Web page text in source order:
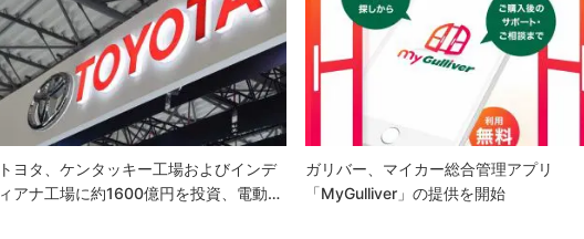
トヨタ、ケンタッキー工場およびインデ
ィアナ工場に約1600億円を投資、電動…
ガリバー、マイカー総合管理アプリ
「myGulliver」の提供を開始